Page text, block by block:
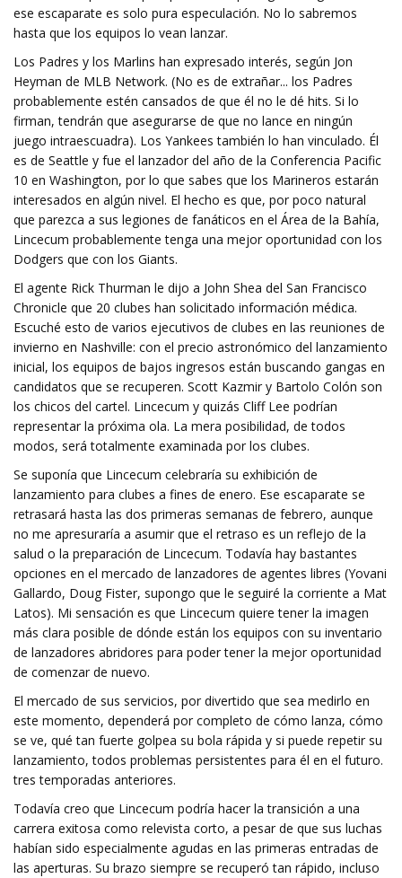
ese escaparate es solo pura especulación. No lo sabremos
hasta que los equipos lo vean lanzar.
Los Padres y los Marlins han expresado interés, según Jon
Heyman de MLB Network. (No es de extrañar... los Padres
probablemente estén cansados ​​de que él no le dé hits. Si lo
firman, tendrán que asegurarse de que no lance en ningún
juego intraescuadra). Los Yankees también lo han vinculado. Él
es de Seattle y fue el lanzador del año de la Conferencia Pacific
10 en Washington, por lo que sabes que los Marineros estarán
interesados ​​en algún nivel. El hecho es que, por poco natural
que parezca a sus legiones de fanáticos en el Área de la Bahía,
Lincecum probablemente tenga una mejor oportunidad con los
Dodgers que con los Giants.
El agente Rick Thurman le dijo a John Shea del San Francisco
Chronicle que 20 clubes han solicitado información médica.
Escuché esto de varios ejecutivos de clubes en las reuniones de
invierno en Nashville: con el precio astronómico del lanzamiento
inicial, los equipos de bajos ingresos están buscando gangas en
candidatos que se recuperen. Scott Kazmir y Bartolo Colón son
los chicos del cartel. Lincecum y quizás Cliff Lee podrían
representar la próxima ola. La mera posibilidad, de todos
modos, será totalmente examinada por los clubes.
Se suponía que Lincecum celebraría su exhibición de
lanzamiento para clubes a fines de enero. Ese escaparate se
retrasará hasta las dos primeras semanas de febrero, aunque
no me apresuraría a asumir que el retraso es un reflejo de la
salud o la preparación de Lincecum. Todavía hay bastantes
opciones en el mercado de lanzadores de agentes libres (Yovani
Gallardo, Doug Fister, supongo que le seguiré la corriente a Mat
Latos). Mi sensación es que Lincecum quiere tener la imagen
más clara posible de dónde están los equipos con su inventario
de lanzadores abridores para poder tener la mejor oportunidad
de comenzar de nuevo.
El mercado de sus servicios, por divertido que sea medirlo en
este momento, dependerá por completo de cómo lanza, cómo
se ve, qué tan fuerte golpea su bola rápida y si puede repetir su
lanzamiento, todos problemas persistentes para él en el futuro.
tres temporadas anteriores.
Todavía creo que Lincecum podría hacer la transición a una
carrera exitosa como relevista corto, a pesar de que sus luchas
habían sido especialmente agudas en las primeras entradas de
las aperturas. Su brazo siempre se recuperó tan rápido, incluso